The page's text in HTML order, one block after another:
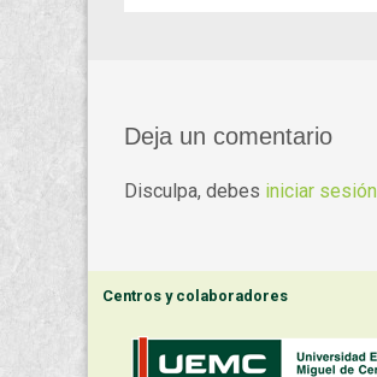
Deja un comentario
Disculpa, debes iniciar sesión
Centros y colaboradores